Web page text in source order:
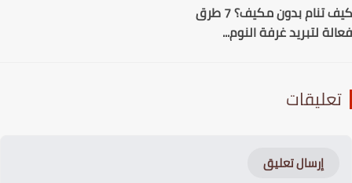
كيف تنام بدون مكيف؟ 7 طرق
لتبريد غرفة النوم...
إرسال تعليق